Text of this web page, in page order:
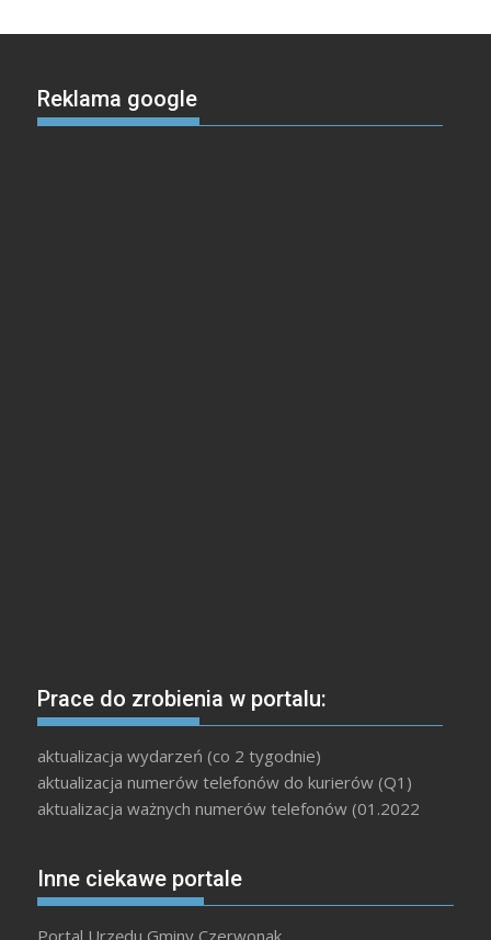
Reklama google
Prace do zrobienia w portalu:
aktualizacja wydarzeń (co 2 tygodnie)
aktualizacja numerów telefonów do kurierów (Q1)
aktualizacja ważnych numerów telefonów (01.2022
Inne ciekawe portale
Portal Urzędu Gminy Czerwonak